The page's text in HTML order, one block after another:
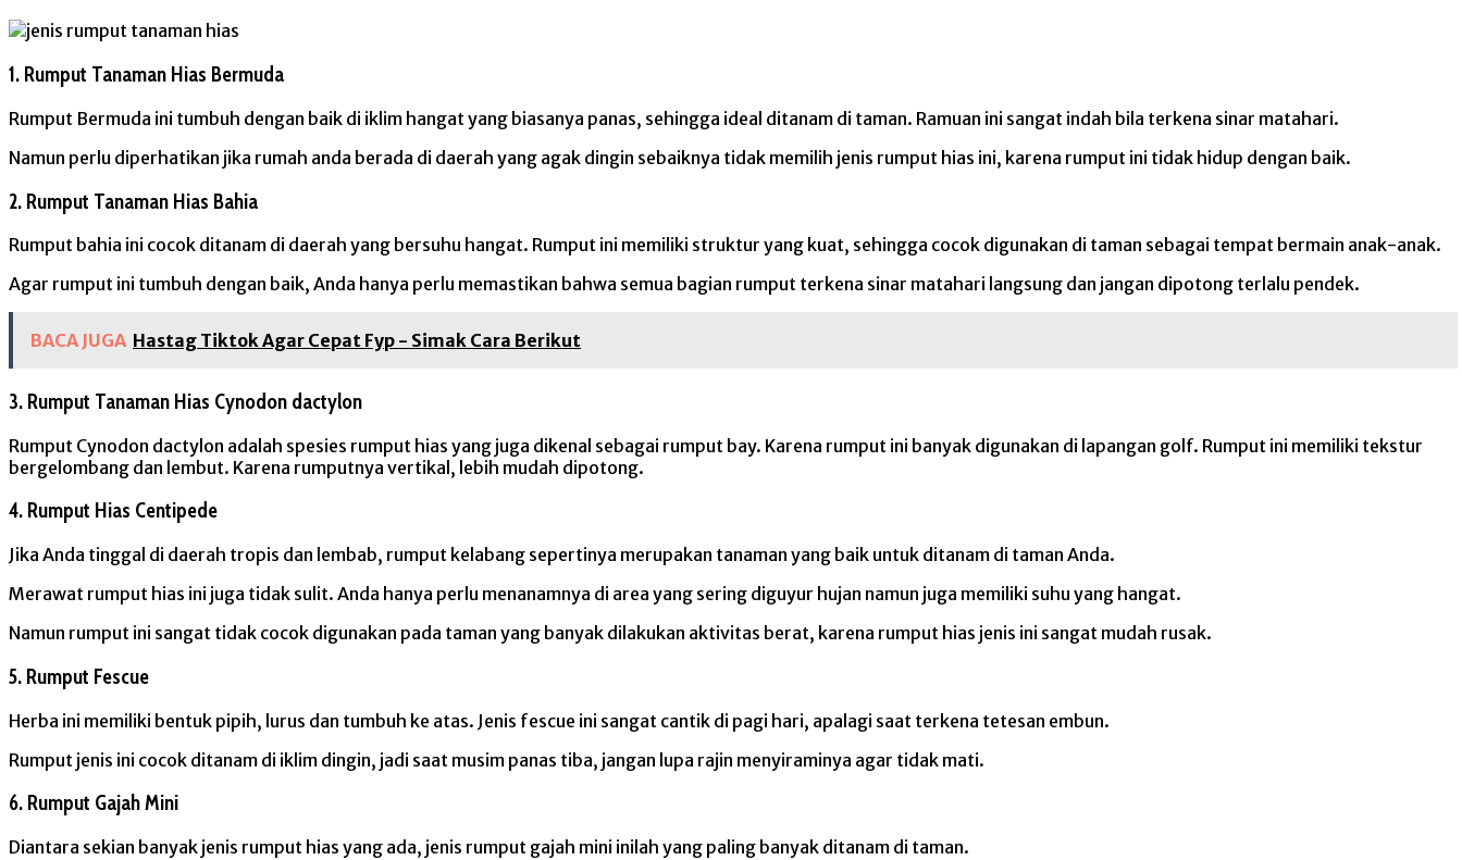
1. Rumput Tanaman Hias Bermuda
Rumput Bermuda ini tumbuh dengan baik di iklim hangat yang biasanya panas, sehingga ideal ditanam di taman. Ramuan ini sangat indah bila terkena sinar matahari.
Namun perlu diperhatikan jika rumah anda berada di daerah yang agak dingin sebaiknya tidak memilih jenis rumput hias ini, karena rumput ini tidak hidup dengan baik.
2. Rumput Tanaman Hias Bahia
Rumput bahia ini cocok ditanam di daerah yang bersuhu hangat. Rumput ini memiliki struktur yang kuat, sehingga cocok digunakan di taman sebagai tempat bermain anak-anak.
Agar rumput ini tumbuh dengan baik, Anda hanya perlu memastikan bahwa semua bagian rumput terkena sinar matahari langsung dan jangan dipotong terlalu pendek.
BACA JUGA Hastag Tiktok Agar Cepat Fyp - Simak Cara Berikut
3. Rumput Tanaman Hias Cynodon dactylon
Rumput Cynodon dactylon adalah spesies rumput hias yang juga dikenal sebagai rumput bay. Karena rumput ini banyak digunakan di lapangan golf. Rumput ini memiliki tekstur
bergelombang dan lembut. Karena rumputnya vertikal, lebih mudah dipotong.
4. Rumput Hias Centipede
Jika Anda tinggal di daerah tropis dan lembab, rumput kelabang sepertinya merupakan tanaman yang baik untuk ditanam di taman Anda.
Merawat rumput hias ini juga tidak sulit. Anda hanya perlu menanamnya di area yang sering diguyur hujan namun juga memiliki suhu yang hangat.
Namun rumput ini sangat tidak cocok digunakan pada taman yang banyak dilakukan aktivitas berat, karena rumput hias jenis ini sangat mudah rusak.
5. Rumput Fescue
Herba ini memiliki bentuk pipih, lurus dan tumbuh ke atas. Jenis fescue ini sangat cantik di pagi hari, apalagi saat terkena tetesan embun.
Rumput jenis ini cocok ditanam di iklim dingin, jadi saat musim panas tiba, jangan lupa rajin menyiraminya agar tidak mati.
6. Rumput Gajah Mini
Diantara sekian banyak jenis rumput hias yang ada, jenis rumput gajah mini inilah yang paling banyak ditanam di taman.